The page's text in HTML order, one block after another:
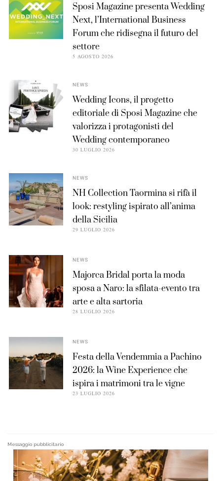
Sposi Magazine presenta Wedding
Next, l’International Business
Forum che ridisegna il futuro del
settore
5 AGOSTO 2026
NEWS
Wedding Icons, il progetto
editoriale di Sposi Magazine che
valorizza i protagonisti del
Wedding contemporaneo
30 LUGLIO 2026
NEWS
NH Collection Taormina si rifà il
look: restyling ispirato all’anima
della Sicilia
29 LUGLIO 2026
NEWS
Majorca Bridal porta la moda
sposa a Naro: la sfilata-evento tra
arte e alta sartoria
28 LUGLIO 2026
NEWS
Festa della Vendemmia a Pachino
2026: la Wine Experience che
ispira i matrimoni tra le vigne
23 LUGLIO 2026
Messaggio pubblicitario